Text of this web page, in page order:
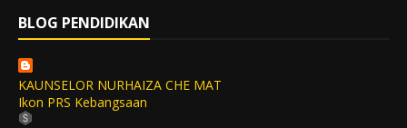
BLOG PENDIDIKAN
KAUNSELOR NURHAIZA CHE MAT
Ikon PRS Kebangsaan